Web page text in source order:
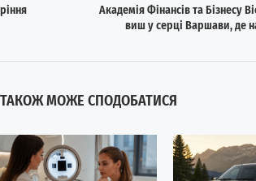
Академія Фінансів та Бізнесу
виш у серці Варшави, де
МОЖЕ СПОДОБАТИСЯ